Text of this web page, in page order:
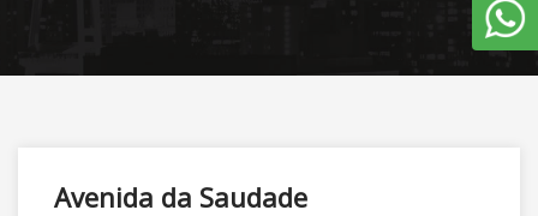
Avenida da Saudade